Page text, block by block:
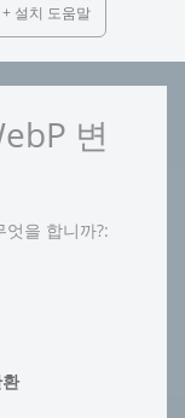
+ 설치 도움말
변
을 합니까?: